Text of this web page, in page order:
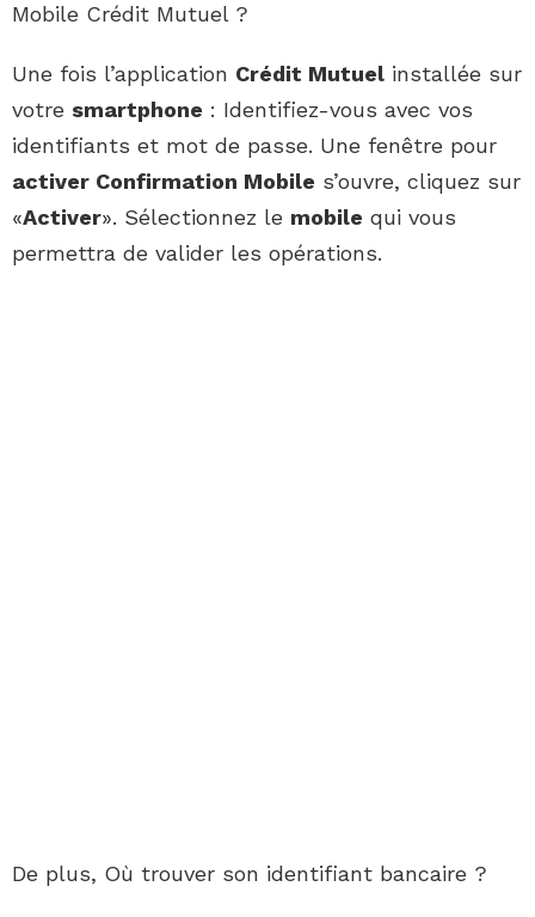
Mobile Crédit Mutuel ?
Une fois l’application Crédit Mutuel installée sur
votre smartphone : Identifiez-vous avec vos
identifiants et mot de passe. Une fenêtre pour
activer Confirmation Mobile s’ouvre, cliquez sur
«Activer». Sélectionnez le mobile qui vous
permettra de valider les opérations.
De plus, Où trouver son identifiant bancaire ?